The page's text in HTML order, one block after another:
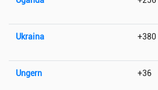
Ukraina +380
Ungern +36